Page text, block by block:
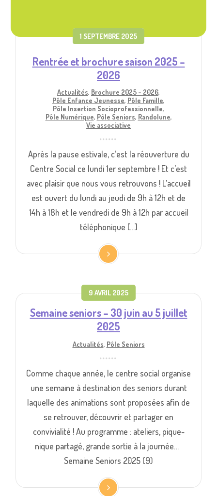
1 SEPTEMBRE 2025
Rentrée et brochure saison 2025 –
2026
Actualités, Brochure 2025 - 2026,
Pôle Enfance Jeunesse, Pôle Famille,
Pôle Insertion Socioprofessionnelle,
Pôle Numérique, Pôle Seniors, Randolune,
Vie associative
Après la pause estivale, c’est la réouverture du
Centre Social ce lundi 1er septembre ! Et c’est
avec plaisir que nous vous retrouvons ! L’accueil
est ouvert du lundi au jeudi de 9h à 12h et de
14h à 18h et le vendredi de 9h à 12h par accueil
téléphonique […]
9 AVRIL 2025
Semaine seniors – 30 juin au 5 juillet
2025
Actualités, Pôle Seniors
Comme chaque année, le centre social organise
une semaine à destination des seniors durant
laquelle des animations sont proposées afin de
se retrouver, découvrir et partager en
convivialité ! Au programme : ateliers, pique-
nique partagé, grande sortie à la journée…
Semaine Seniors 2025 (9)